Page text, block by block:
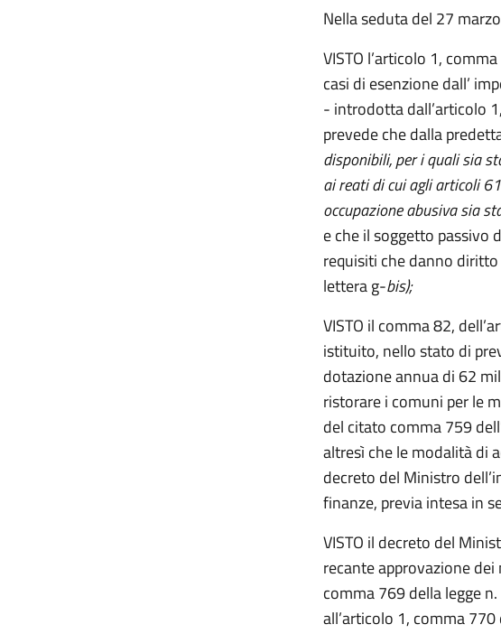
Nella seduta del 27
VISTO l’articolo 1,
casi di esenzione dall’
- introdotta dall’articolo
prevede che dalla
disponibili, per i quali sia
ai reati di cui agli articoli
occupazione abusiva sia
e che il soggetto passivo
requisiti che danno
lettera g-bis);
VISTO il comma 82,
istituito, nello stato di
dotazione annua di 62
ristorare i comuni per le
del citato comma 759
altresì che le modalità di
decreto del Ministro
finanze, previa intesa in
VISTO il decreto del
recante approvazione
comma 769 della legge
all’articolo 1, comma